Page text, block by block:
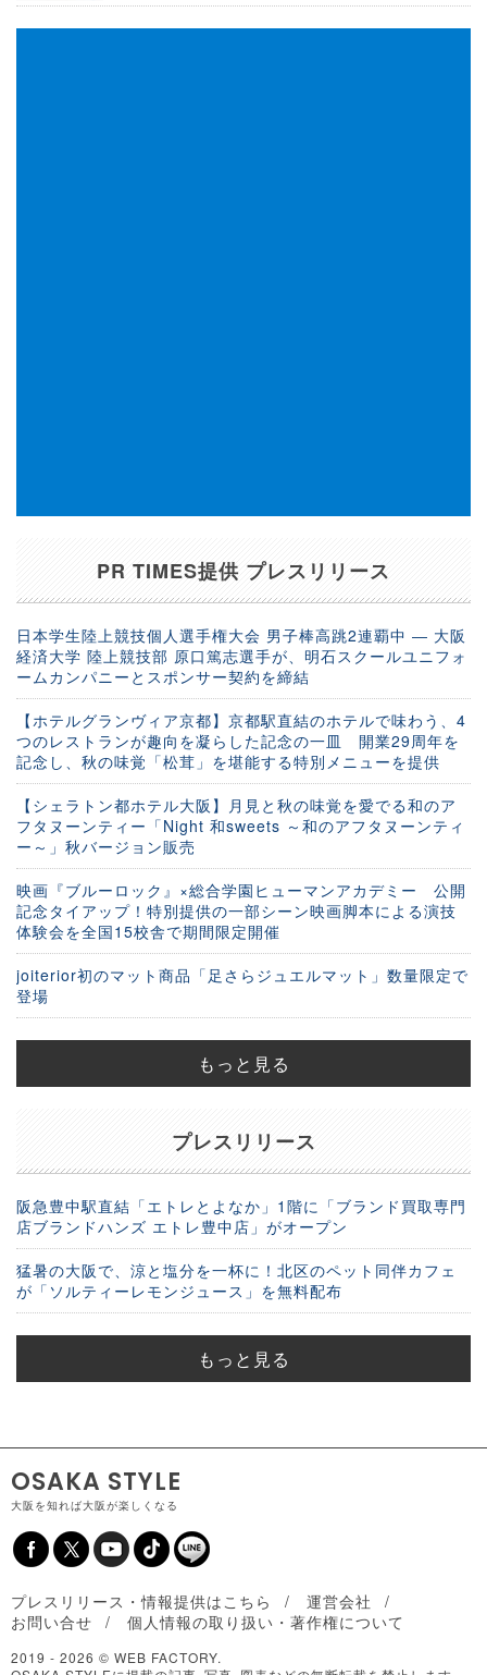
PR TIMES提供 プレスリリース
日本学生陸上競技個人選手権大会 男子棒高跳2連覇中 ― 大阪
経済大学 陸上競技部 原口篤志選手が、明石スクールユニフォ
ームカンパニーとスポンサー契約を締結
【ホテルグランヴィア京都】京都駅直結のホテルで味わう、4
つのレストランが趣向を凝らした記念の一皿 開業29周年を
記念し、秋の味覚「松茸」を堪能する特別メニューを提供
【シェラトン都ホテル大阪】月見と秋の味覚を愛でる和のア
フタヌーンティー「Night 和sweets ～和のアフタヌーンティ
ー～」秋バージョン販売
映画『ブルーロック』×総合学園ヒューマンアカデミー 公開
記念タイアップ！特別提供の一部シーン映画脚本による演技
体験会を全国15校舎で期間限定開催
joiterior初のマット商品「足さらジュエルマット」数量限定で
登場
もっと見る
プレスリリース
阪急豊中駅直結「エトレとよなか」1階に「ブランド買取専門
店ブランドハンズ エトレ豊中店」がオープン
猛暑の大阪で、涼と塩分を一杯に！北区のペット同伴カフェ
が「ソルティーレモンジュース」を無料配布
もっと見る
OSAKA STYLE
大阪を知れば大阪が楽しくなる
プレスリリース・情報提供はこちら
運営会社
お問い合せ
個人情報の取り扱い・著作権について
2019 - 2026 © WEB FACTORY.